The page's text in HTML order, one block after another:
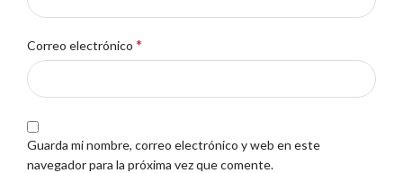
Correo electrónico *
Guarda mi nombre, correo electrónico y web en este
navegador para la próxima vez que comente.